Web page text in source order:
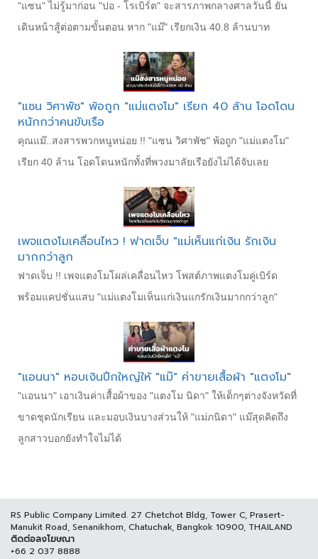
"แซน" ไม่รู้มาก่อน "ปอ - โรเบิร์ต" จะสารภาพกลางศาลวันนี้ ยัน
เดินหน้าสู้ต่อตามขั้นตอน หาก "แม๊" เรียกเงิน 40.8 ล้านบาท
"แซน วิศาพัช" พ้อถูก "แม่แตงโม" เรียก 40 ล้าน โอดโดน
หนักกว่าคนขับเรือ
คุณแม๊..สงสารพวกหนูหน่อย !! "แซน วิศาพัช" พ้อถูก "แม่แตงโม"
เรียก 40 ล้าน โอดโดนหนักทั้งที่พวงมาลัยเรือยังไม่ได้จับเลย
เพจแตงโมเคลื่อนไหว ! ฟาดเจ็บ "แม่เห็นแก่เงิน รักเงิน
มากกว่าลูก
ฟาดเจ็บ !! เพจแตงโมโผล่เคลื่อนไหว โพสต์ภาพแตงโมคู่เบิร์ด
พร้อมแคปชั่นแสบ "แม่แตงโมเห็นแก่เงินแกรักเงินมากกว่าลูก"
"แอนนา" หอบเงินปึกใหญ่ให้ "แม๊" ค่าขายเสื้อผ้า "แตงโม"
"แอนนา" เอาเงินค่าเสื้อผ้าของ "แตงโม นิดา" ให้เด็กๆต่างจังหวัดที่
ขาดชุดนักเรียน และมอบเงินบางส่วนให้ "แม่ภนิดา" แม๊สุดคิดถึง
ลูกสาวบอกยังทำใจไม่ได้
RS Public Company Limited. 27 Chetchot Bldg, Tower C, Prasert-
Manukit Road, Senanikhom, Chatuchak, Bangkok 10900, THAILAND
ติดต่อลงโฆษณา
+66 2 037 8888